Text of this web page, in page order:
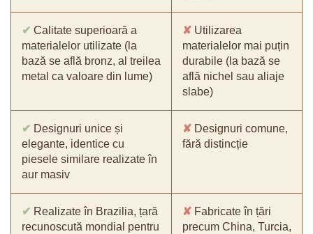
✔ Calitate superioară a
materialelor utilizate (la
bază se află bronz, al treilea
metal ca valoare din lume)
✘ Utilizarea
materialelor mai puțin
durabile (la bază se
află nichel sau aliaje
slabe)
✔ Designuri unice și
elegante, identice cu
piesele similare realizate în
aur masiv
✘ Designuri comune,
fără distincție
✔ Realizate în Brazilia, țară
recunoscută mondial pentru
✘ Fabricate în țări
precum China, Turcia,